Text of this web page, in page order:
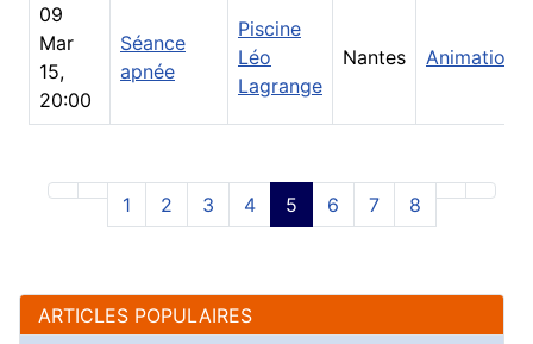
09
Mar
15,
20:00
Séance
apnée
Piscine
Léo
Lagrange
Nantes Animations
1 2 3 4 5 6 7 8
ARTICLES POPULAIRES